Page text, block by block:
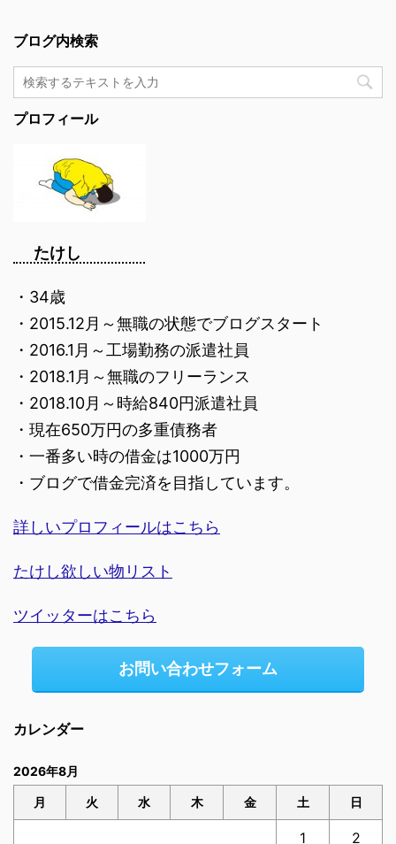
ブログ内検索
プロフィール
たけし
・34歳
・2015.12月～無職の状態でブログスタート
・2016.1月～工場勤務の派遣社員
・2018.1月～無職のフリーランス
・2018.10月～時給840円派遣社員
・現在650万円の多重債務者
・一番多い時の借金は1000万円
・ブログで借金完済を目指しています。
詳しいプロフィールはこちら
たけし欲しい物リスト
ツイッターはこちら
お問い合わせフォーム
カレンダー
2026年8月
月 火 水 木 金 土 日
1 2